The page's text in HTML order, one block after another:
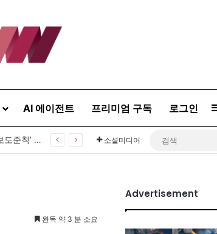
AI 에이전트 프리미엄 구독 로그인
공인 명예훼손 판결 첫 실증분석…김재형·권태상 교수, ‘공인 보도준칙’ 제안도 소셜미디어
완독 약 3 분 소요
Advertisement